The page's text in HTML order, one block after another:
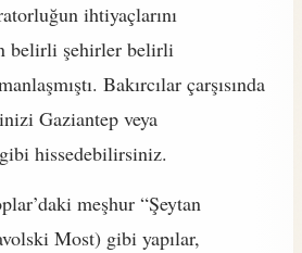
ihtiyaçlarını
belirli şehirler belirli
Bakırcılar çarşısında
Gaziantep veya
hissedebilirsiniz.
meşhur “Şeytan
Most) gibi yapılar,